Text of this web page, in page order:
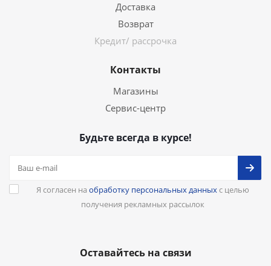
Доставка
Возврат
Кредит/ рассрочка
Контакты
Магазины
Сервис-центр
Будьте всегда в курсе!
Я согласен на обработку персональных данныхс целью
получения рекламных рассылок
Оставайтесь на связи